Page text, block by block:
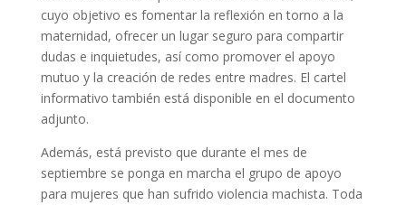
cuyo objetivo es fomentar la reflexión en torno a la
maternidad, ofrecer un lugar seguro para compartir
dudas e inquietudes, así como promover el apoyo
mutuo y la creación de redes entre madres. El cartel
informativo también está disponible en el documento
adjunto.
Además, está previsto que durante el mes de
septiembre se ponga en marcha el grupo de apoyo
para mujeres que han sufrido violencia machista. Toda